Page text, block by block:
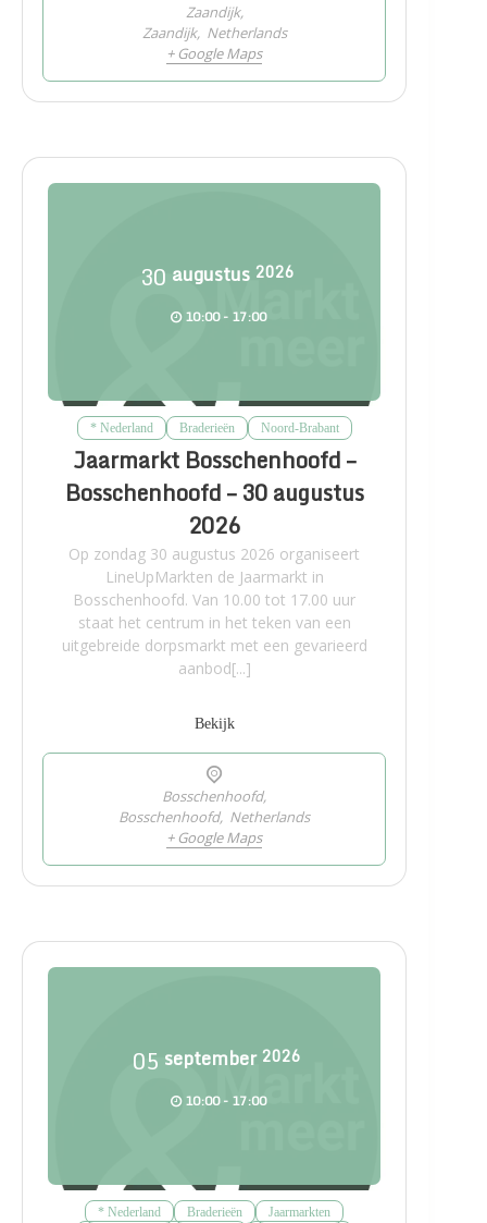
Zaandijk,
Zaandijk, Netherlands
+ Google Maps
30 augustus 2026
10:00 - 17:00
* Nederland Braderieën Noord-Brabant
Jaarmarkt Bosschenhoofd –
Bosschenhoofd – 30 augustus
2026
Op zondag 30 augustus 2026 organiseert
LineUpMarkten de Jaarmarkt in
Bosschenhoofd. Van 10.00 tot 17.00 uur
staat het centrum in het teken van een
uitgebreide dorpsmarkt met een gevarieerd
aanbod[...]
Bekijk
Bosschenhoofd,
Bosschenhoofd, Netherlands
+ Google Maps
05 september 2026
10:00 - 17:00
* Nederland Braderieën Jaarmarkten